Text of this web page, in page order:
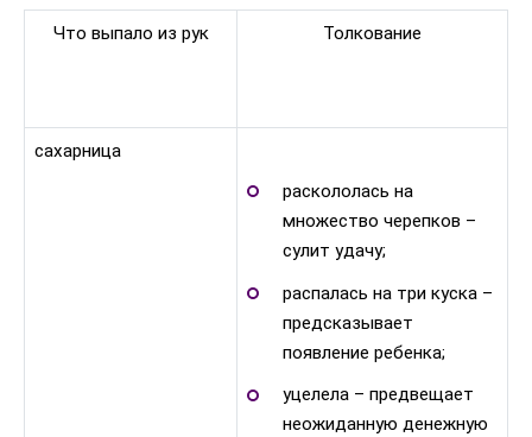
Что выпало из рук Толкование
сахарница
раскололась на
множество черепков –
сулит удачу;
распалась на три куска –
предсказывает
появление ребенка;
уцелела – предвещает
неожиданную денежную